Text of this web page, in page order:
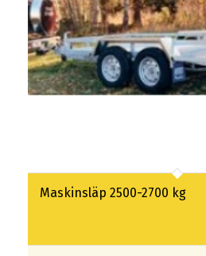
Maskinsläp 2500-2700 kg